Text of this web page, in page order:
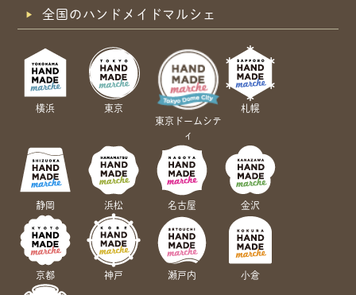
共有方法を選択
全国のハンドメイドマルシェ
横浜
東京
東京ドームシテ
ィ
札幌
静岡 浜松 名古屋 金沢
京都 神戸 瀬戸内 小倉